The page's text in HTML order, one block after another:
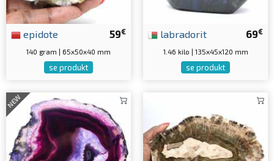
59€
epidote
140 gram | 65x50x40 mm
se produkt
69€
labradorit
1.46 kilo | 135x45x120 mm
se produkt
NEW